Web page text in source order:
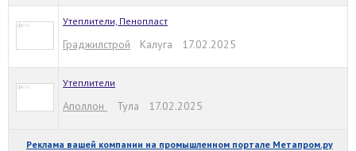
Утеплители, Пенопласт
Граджилстрой Калуга 17.02.2025
Утеплители
Аполлон Тула 17.02.2025
Реклама вашей компании на промышленном портале Метапром.ру